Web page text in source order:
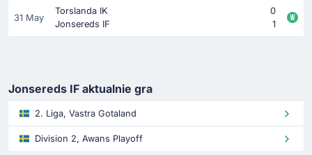
31 May
Torslanda IK
0
Jonsereds IF
1
Jonsereds IF aktualnie gra
2. Liga, Vastra Gotaland
Division 2, Awans Playoff